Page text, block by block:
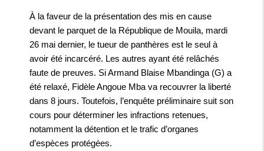
À la faveur de la présentation des mis en cause
devant le parquet de la République de Mouila, mardi
26 mai dernier, le tueur de panthères est le seul à
avoir été incarcéré. Les autres ayant été relâchés
faute de preuves. Si Armand Blaise Mbandinga (G) a
été relaxé, Fidèle Angoue Mba va recouvrer la liberté
dans 8 jours. Toutefois, l’enquête préliminaire suit son
cours pour déterminer les infractions retenues,
notamment la détention et le trafic d’organes
d’espèces protégées.